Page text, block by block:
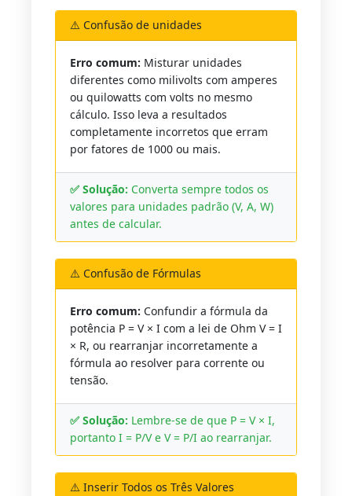
⚠️ Confusão de unidades
Erro comum: Misturar unidades
diferentes como milivolts com amperes
ou quilowatts com volts no mesmo
cálculo. Isso leva a resultados
completamente incorretos que erram
por fatores de 1000 ou mais.
✅ Solução: Converta sempre todos os
valores para unidades padrão (V, A, W)
antes de calcular.
⚠️ Confusão de Fórmulas
Erro comum: Confundir a fórmula da
potência P = V × I com a lei de Ohm V = I
× R, ou rearranjar incorretamente a
fórmula ao resolver para corrente ou
tensão.
✅ Solução: Lembre-se de que P = V × I,
portanto I = P/V e V = P/I ao rearranjar.
⚠️ Inserir Todos os Três Valores